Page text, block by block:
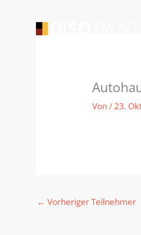
Von/23.
← Vorheriger Teilnehmer